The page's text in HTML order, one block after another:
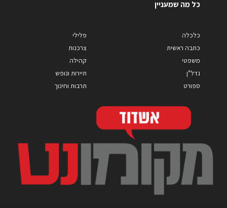
כל מה שמעניין
כלכלה
כתבה ראשית
משפטי
נדל"ן
ספורט
פלילי
צרכנות
קהילה
תיירות ונופש
תרבות וחינוך